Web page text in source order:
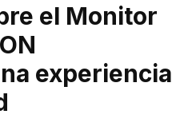
el Monitor
experiencia